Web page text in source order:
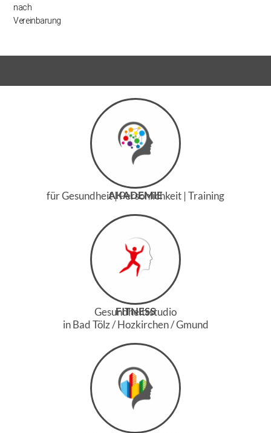
nach
Vereinbarung
AKADEMIE
für Gesundheit | Persönlichkeit | Training
FITNESS
Gesundheitsstudio
in Bad Tölz / Hozkirchen / Gmund